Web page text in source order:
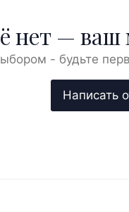
нет — ваш
- будьте